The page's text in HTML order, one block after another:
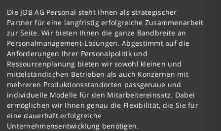
Die JOB AG Personal steht Ihnen als strategischer
Partner für eine langfristig erfolgreiche Zusammenarbeit
zur Seite. Wir bieten Ihnen die ganze Bandbreite an
Personalmanagement-Lösungen. Abgestimmt auf die
Anforderungen Ihrer Personalpolitik und
Ressourcenplanung bieten wir sowohl kleinen und
mittelständischen Betrieben als auch Konzernen mit
mehreren Produktionsstandorten passgenaue und
individuelle Modelle für den Mitarbeitereinsatz. Dabei
ermöglichen wir Ihnen genau die Flexibilität, die Sie für
eine dauerhaft erfolgreiche
Unternehmensentwicklung benötigen.